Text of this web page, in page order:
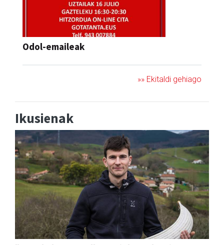
Odol-emaileak
»» Ekitaldi gehiago
Ikusienak